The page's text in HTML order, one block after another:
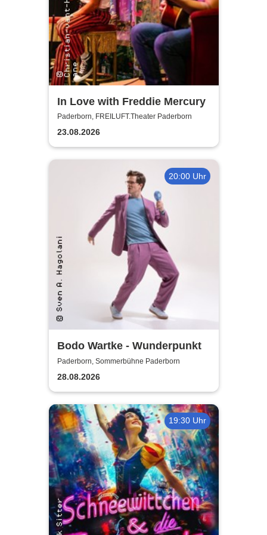
In Love with Freddie Mercury
Paderborn, FREILUFT.Theater Paderborn
23.08.2026
20:00 Uhr
Bodo Wartke - Wunderpunkt
Paderborn, Sommerbühne Paderborn
28.08.2026
19:30 Uhr